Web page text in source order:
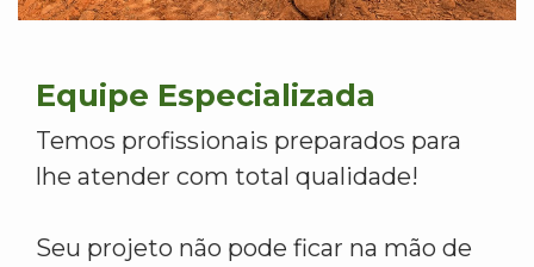
Equipe Especializada
Temos profissionais preparados para
lhe atender com total qualidade!
Seu projeto não pode ficar na mão de